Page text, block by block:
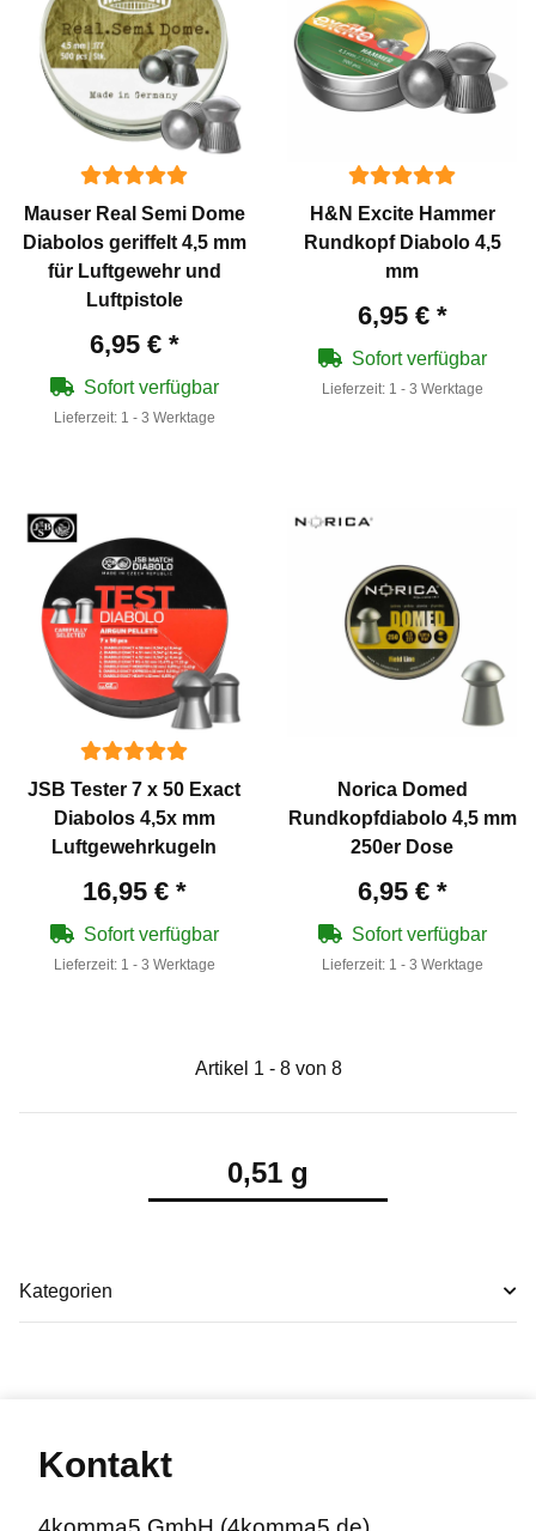
Mauser Real Semi Dome
Diabolos geriffelt 4,5 mm
für Luftgewehr und
Luftpistole
6,95 € *
Sofort verfügbar
Lieferzeit: 1 - 3 Werktage
H&N Excite Hammer
Rundkopf Diabolo 4,5
mm
6,95 € *
Sofort verfügbar
Lieferzeit: 1 - 3 Werktage
JSB Tester 7 x 50 Exact
Diabolos 4,5x mm
Luftgewehrkugeln
16,95 € *
Sofort verfügbar
Lieferzeit: 1 - 3 Werktage
Norica Domed
Rundkopfdiabolo 4,5 mm
250er Dose
6,95 € *
Sofort verfügbar
Lieferzeit: 1 - 3 Werktage
Artikel 1 - 8 von 8
0,51 g
Kategorien
Kontakt